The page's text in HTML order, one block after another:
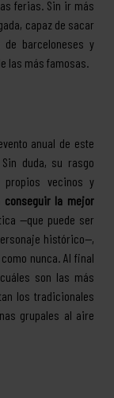
ferias. Sin ir más
capaz de sacar
barceloneses y
las más famosas.
anual de este
duda, su rasgo
vecinos y
conseguir la mejor
—que puede ser
histórico—,
nunca. Al final
son las más
los tradicionales
grupales al aire